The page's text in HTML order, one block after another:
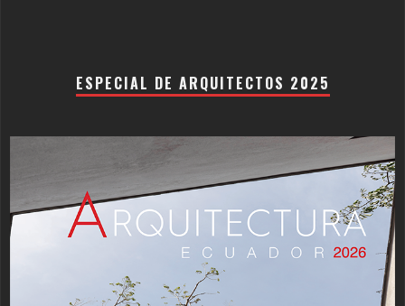
ESPECIAL DE ARQUITECTOS 2025